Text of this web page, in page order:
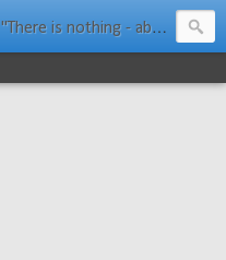
"There is nothing - absolutely nothing - half so much worth doing as simply messing about in boats." Water Rat, Kenneth Grahame